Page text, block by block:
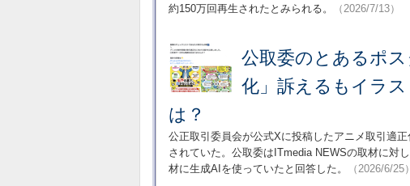
約150万回再生されたとみられる。
（2026/7/13）
公取委のとあるポ
化」訴えるもイラ
は？
公正取引委員会が公式Xに投稿したアニメ取引適
されていた。公取委はITmedia NEWSの取材に対
材に生成AIを使っていたと回答した。
（2026/6/25）